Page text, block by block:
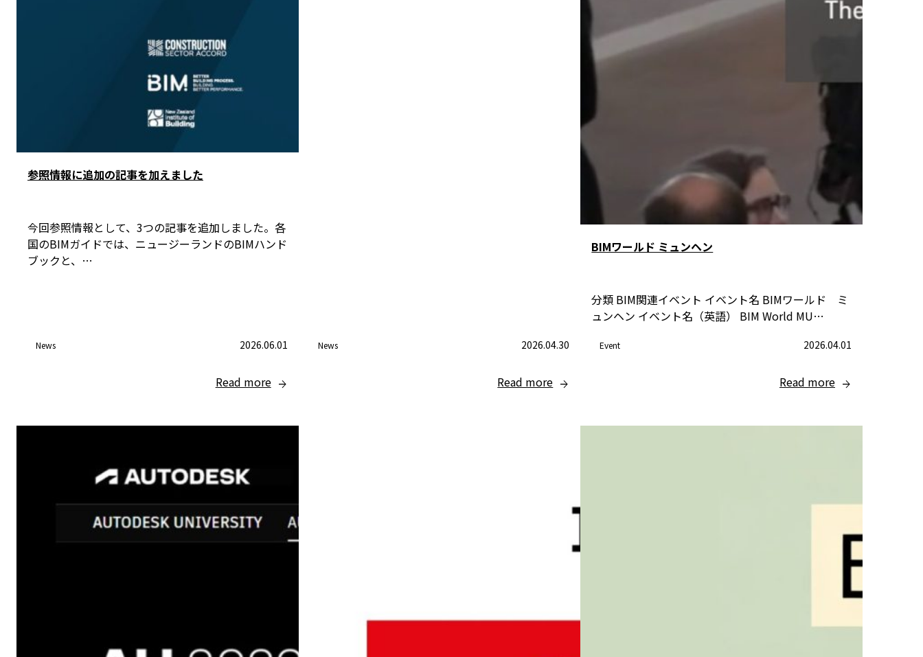
参照情報に追加の記事を加えました
今回参照情報として、3つの記事を追加しました。各
国のBIMガイドでは、ニュージーランドのBIMハンド
ブックと、…
News 2026.06.01
Read more
News 2026.04.30
Read more
BIMワールド ミュンヘン
分類 BIM関連イベント イベント名 BIMワールド ミ
ュンヘン イベント名（英語） BIM World MU…
Event 2026.04.01
Read more